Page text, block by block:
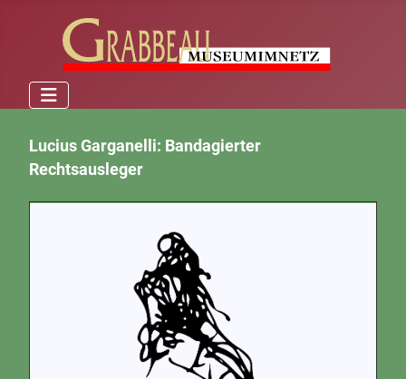
Lucius Garganelli: Bandagierter
Rechtsausleger